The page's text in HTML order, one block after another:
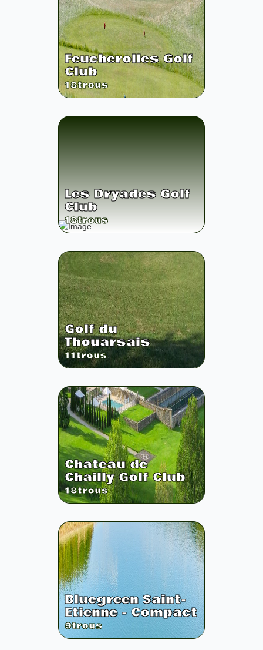
Feucherolles Golf
Club
18trous
Les Dryades Golf
Club
18trous
Golf du
Thouarsais
11trous
Chateau de
Chailly Golf Club
18trous
Bluegreen Saint-
Etienne - Compact
9trous